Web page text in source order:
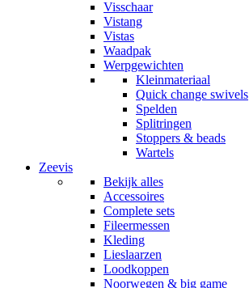
Visschaar
Vistang
Vistas
Waadpak
Werpgewichten
Kleinmateriaal
Quick change swivels
Spelden
Splitringen
Stoppers & beads
Wartels
Zeevis
Bekijk alles
Accessoires
Complete sets
Fileermessen
Kleding
Lieslaarzen
Loodkoppen
Noorwegen & big game